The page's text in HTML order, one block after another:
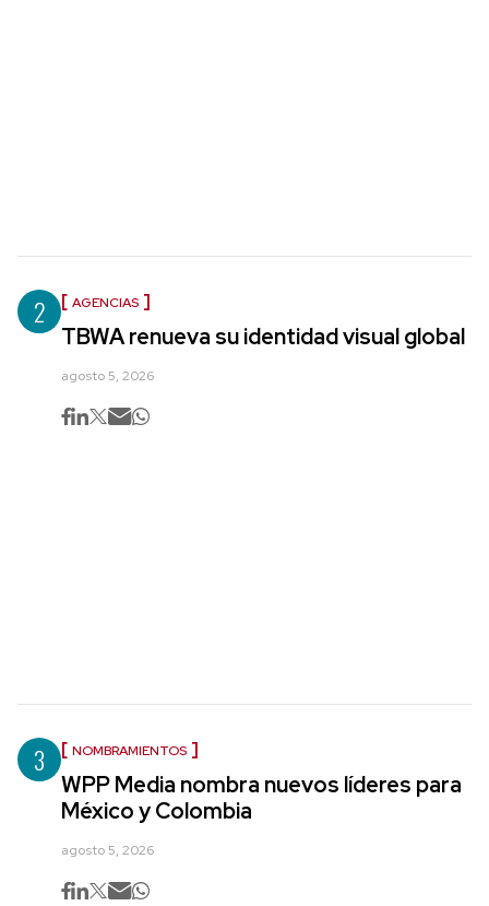
2 AGENCIAS
TBWA renueva su identidad visual global
agosto 5, 2026
3 NOMBRAMIENTOS
WPP Media nombra nuevos líderes para
México y Colombia
agosto 5, 2026